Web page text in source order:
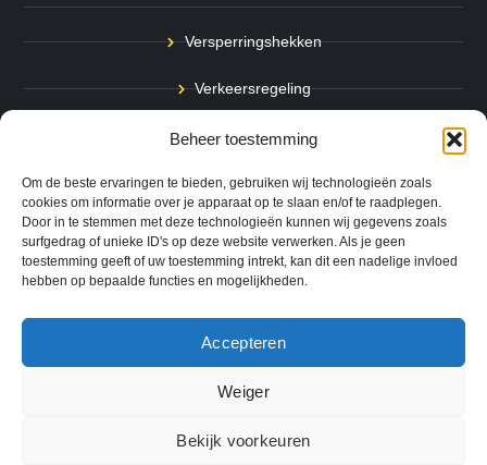
Beheer toestemming
Om de beste ervaringen te bieden, gebruiken wij technologieën zoals
cookies om informatie over je apparaat op te slaan en/of te raadplegen.
Door in te stemmen met deze technologieën kunnen wij gegevens zoals
surfgedrag of unieke ID's op deze website verwerken. Als je geen
toestemming geeft of uw toestemming intrekt, kan dit een nadelige invloed
hebben op bepaalde functies en mogelijkheden.
Accepteren
Weiger
Bekijk voorkeuren
Versperringshekken
Verkeersregeling
Stadspalen
Afzetpalen
Bodemmarkering
Ram- & Aanrijbeveiliging
Copyright © 2024 QuickSafe. Alle rechten voorbehouden.
Algemene Voorwaarden|Cookie Voorkeuren